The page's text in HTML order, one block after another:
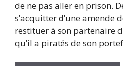
de ne pas aller en prison.
s’acquitter d’une amende
restituer à son partenaire
qu’il a piratés de son